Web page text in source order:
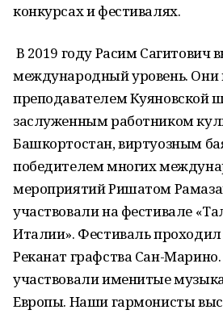
конкурсах и фестивалях.
В 2019 году Расим Сагитович
международный уровень. Они
преподавателем Куяновской
заслуженным работником
Башкортостан, виртуозным
победителем многих
мероприятий Ришатом
участвовали на фестивале
Италии». Фестиваль проходил
Реканат графства Сан-
участвовали именитые
Европы. Наши гармонисты